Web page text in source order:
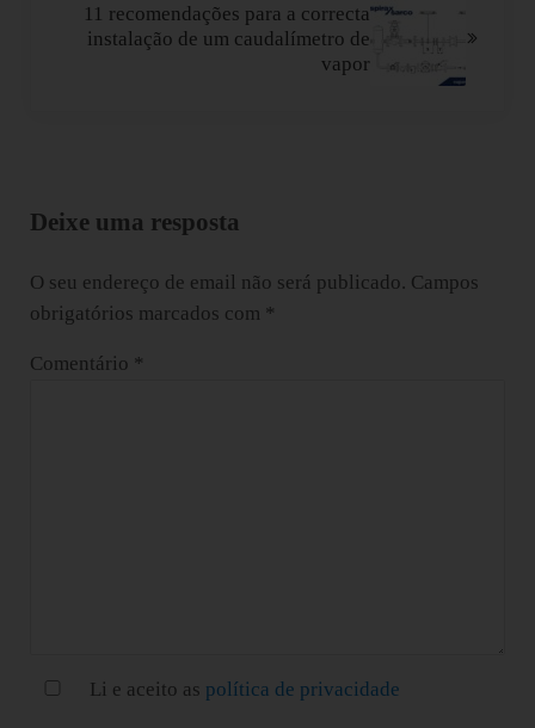
11 recomendações para a correcta
instalação de um caudalímetro de
vapor
Deixe uma resposta
O seu endereço de email não será publicado. Campos
obrigatórios marcados com *
Comentário *
Li e aceito as política de privacidade